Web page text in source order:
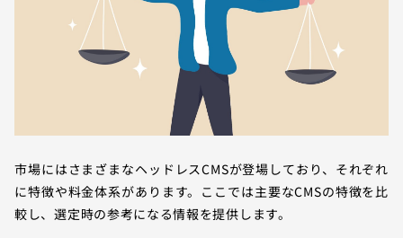
市場にはさまざまなヘッドレスCMSが登場しており、それぞれ
に特徴や料金体系があります。ここでは主要なCMSの特徴を比
較し、選定時の参考になる情報を提供します。